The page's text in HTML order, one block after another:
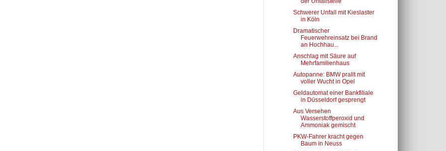
Schwerer Unfall mit Kieslaster
in Köln
Dramatischer
Feuerwehreinsatz bei Brand
an Hochhau...
Anschlag mit Säure auf
Mehrfamilienhaus
Autopanne: BMW prallt mit
voller Wucht in Opel
Geldautomat einer Bankfiliale
in Düsseldorf gesprengt
Aus Versehen
Wasserstoffperoxid und
Ammoniak gemischt
PKW-Fahrer kracht gegen
Baum in Neuss